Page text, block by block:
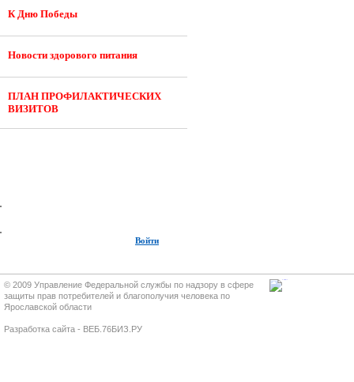
К Дню Победы
Новости здорового питания
ПЛАН ПРОФИЛАКТИЧЕСКИХ
ВИЗИТОВ
Войти
© 2009 Управление Федеральной службы по надзору в сфере
защиты прав потребителей и благополучия человека по
Ярославской области
Разработка сайта - ВЕБ.76БИЗ.РУ